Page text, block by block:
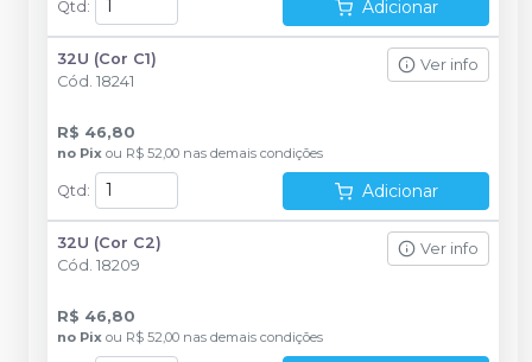
Qtd : Adicionar
32U (Cor C1)
Cód. 18241
Ver info
R$ 46,80
no Pix ou R$ 52,00 nas demais condições
Qtd : Adicionar
32U (Cor C2)
Cód. 18209
Ver info
R$ 46,80
no Pix ou R$ 52,00 nas demais condições